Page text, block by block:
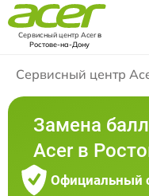
Сервисный центр Acerв
Ростове-на-Дону
Сервисный центр
Замена
Acer в
Официальный